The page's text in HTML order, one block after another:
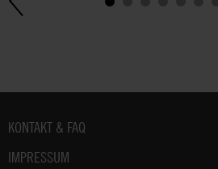
Fußbereich
KONTAKT & FAQ
IMPRESSUM